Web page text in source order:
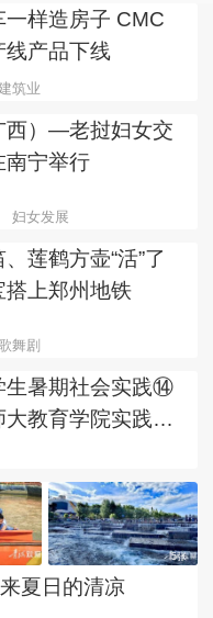
一样造房子 CMC
线产品下线
建筑业
西）—老挝妇女交
南宁举行
妇女发展
莲鹤方壶“活”了
搭上郑州地铁
舞剧
生暑期社会实践⑭
大教育学院实践队
调研一线实情
5张
夏日的清凉